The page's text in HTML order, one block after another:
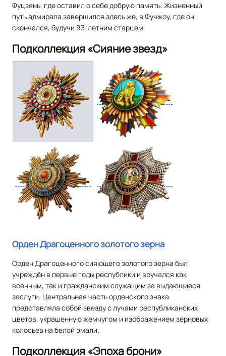
Фуцзянь, где оставил о себе добрую память. Жизненный
путь адмирала завершился здесь же, в Фучжоу, где он
скончался, будучи 93-летним старцем.
Подколлекция «Сияние звезд»
Орден Драгоценного золотого зерна
Орден Драгоценного сияющего золотого зерна был
учреждён в первые годы республики и вручался как
военным, так и гражданским служащим за выдающиеся
заслуги. Центральная часть орденского знака
представляла собой звезду с лучами республиканских
цветов, украшенную жемчугом и изображением зерновых
колосьев на белой эмали.
Подколлекция «Эпоха брони»